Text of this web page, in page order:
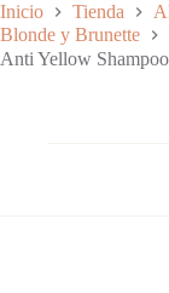
Protege el cabello:
Inicio Tienda
Blonde y Brunette
Anti Yellow